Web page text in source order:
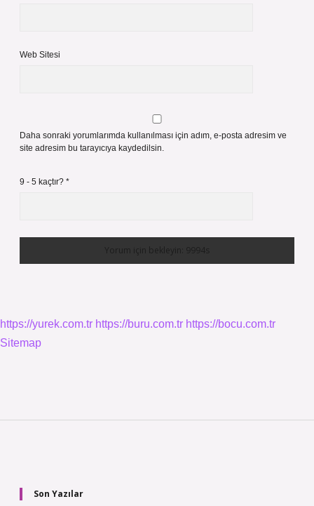
Web Sitesi
Daha sonraki yorumlarımda kullanılması için adım, e-posta adresim ve
site adresim bu tarayıcıya kaydedilsin.
9 - 5 kaçtır? *
https://yurek.com.tr https://buru.com.tr https://bocu.com.tr
Sitemap
Son Yazılar